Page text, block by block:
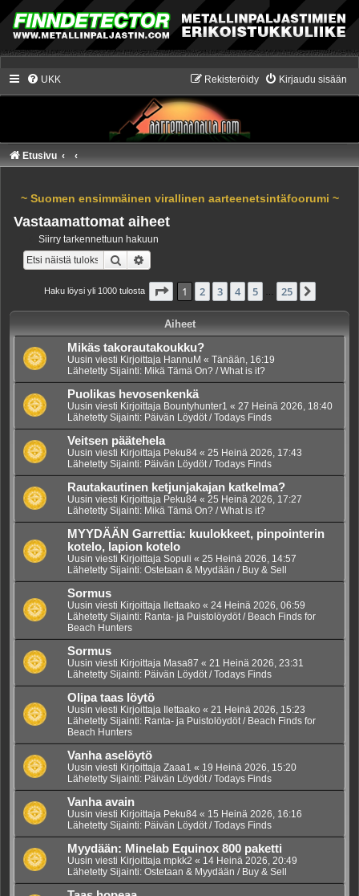
UKK Kirjaudu sisään
Rekisteröidy
Etusivu
~ Suomen ensimmäinen virallinen aarteenetsintäfoorumi ~
Vastaamattomat aiheet
Siirry tarkennettuun hakuun
Etsi
Haku löysi yli 1000 tulosta Sivu /25
1 2 3 4 5 25
Aiheet
Mikäs takorautakoukku?
Uusin viesti Kirjoittaja HannuM « Tänään, 16:19
Lähetetty Sijainti: Mikä Tämä On? / What is it?
Puolikas hevosenkenkä
Uusin viesti Kirjoittaja Bountyhunter1 « 27 Heinä 2026, 18:40
Lähetetty Sijainti: Päivän Löydöt / Todays Finds
Veitsen päätehela
Uusin viesti Kirjoittaja Peku84 « 25 Heinä 2026, 17:43
Lähetetty Sijainti: Päivän Löydöt / Todays Finds
Rautakautinen ketjunjakajan katkelma?
Uusin viesti Kirjoittaja Peku84 « 25 Heinä 2026, 17:27
Lähetetty Sijainti: Mikä Tämä On? / What is it?
MYYDÄÄN Garrettia: kuulokkeet, pinpointerin
kotelo, lapion kotelo
Uusin viesti Kirjoittaja Sopuli « 25 Heinä 2026, 14:57
Lähetetty Sijainti: Ostetaan & Myydään / Buy & Sell
Sormus
Uusin viesti Kirjoittaja Ilettaako « 24 Heinä 2026, 06:59
Lähetetty Sijainti: Ranta- ja Puistolöydöt / Beach Finds for
Beach Hunters
Sormus
Uusin viesti Kirjoittaja Masa87 « 21 Heinä 2026, 23:31
Lähetetty Sijainti: Päivän Löydöt / Todays Finds
Olipa taas löytö
Uusin viesti Kirjoittaja Ilettaako « 21 Heinä 2026, 15:23
Lähetetty Sijainti: Ranta- ja Puistolöydöt / Beach Finds for
Beach Hunters
Vanha aselöytö
Uusin viesti Kirjoittaja Zaaa1 « 19 Heinä 2026, 15:20
Lähetetty Sijainti: Päivän Löydöt / Todays Finds
Vanha avain
Uusin viesti Kirjoittaja Peku84 « 15 Heinä 2026, 16:16
Lähetetty Sijainti: Päivän Löydöt / Todays Finds
Myydään: Minelab Equinox 800 paketti
Uusin viesti Kirjoittaja mpkk2 « 14 Heinä 2026, 20:49
Lähetetty Sijainti: Ostetaan & Myydään / Buy & Sell